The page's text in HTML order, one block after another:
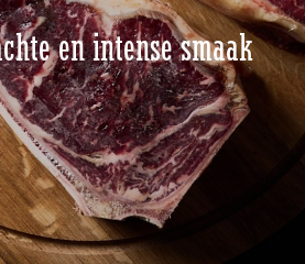
en intense smaak